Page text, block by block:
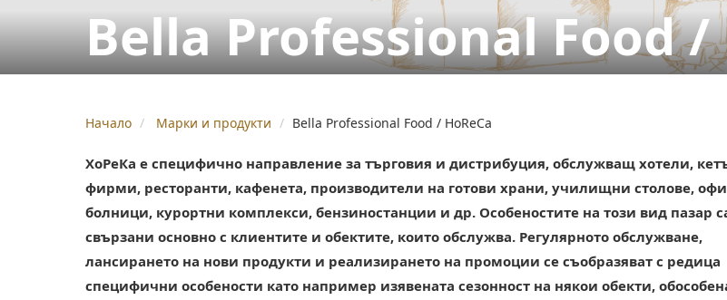
Bella Professional Food /
Начало Марки и продукти Bella Professional Food / HoReCa
ХоРеКа е специфично направление за търговия и дистрибуция, обслужващ хотели,
фирми, ресторанти, кафенета, производители на готови храни, училищни столове,
болници, курортни комплекси, бензиностанции и др. Особеностите на този вид пазар
свързани основно с клиентите и обектите, които обслужва. Регулярното обслужване,
лансирането на нови продукти и реализирането на промоции се съобразяват с редица
специфични особености като например изявената сезонност на някои обекти,